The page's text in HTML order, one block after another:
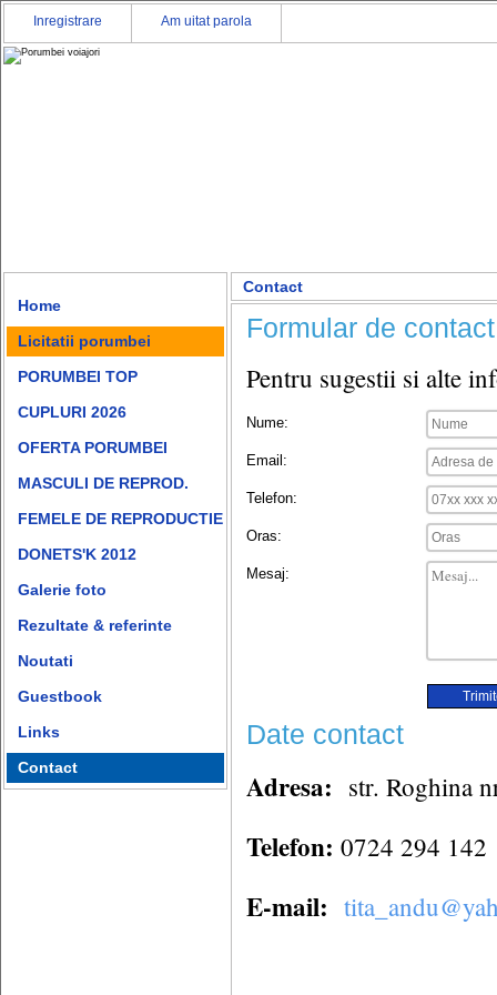
Inregistrare Am uitat parola
Home
Licitatii porumbei
PORUMBEI TOP
CUPLURI 2026
OFERTA PORUMBEI
MASCULI DE REPROD.
FEMELE DE REPRODUCTIE
DONETS'K 2012
Galerie foto
Rezultate & referinte
Noutati
Guestbook
Links
Contact
Contact
Formular de contact
Pentru sugestii si alte
Nume:
Email:
Telefon:
Oras:
Mesaj:
Date contact
Adresa: str. Roghina
Telefon: 0724 294 142
E-mail: